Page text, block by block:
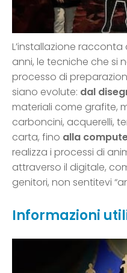
L’installazione
anni, le tecniche che si
processo di
siano evolute: dal
materiali come grafite,
carboncini, acquerelli,
carta, fino alla
realizza i processi di
attraverso il digitale,
genitori, non sentitevi
Informazioni